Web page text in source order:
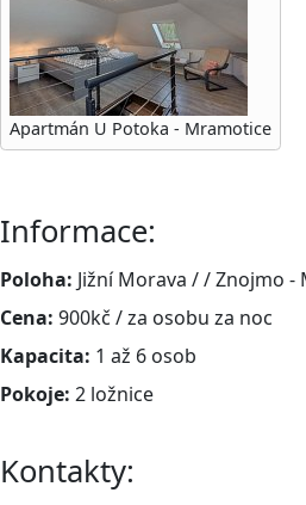
Apartmán U Potoka - Mramotice
Informace:
Poloha: Jižní Morava / / Znojmo -
Cena: 900kč / za osobu za noc
Kapacita: 1 až 6 osob
Pokoje: 2 ložnice
Kontakty: